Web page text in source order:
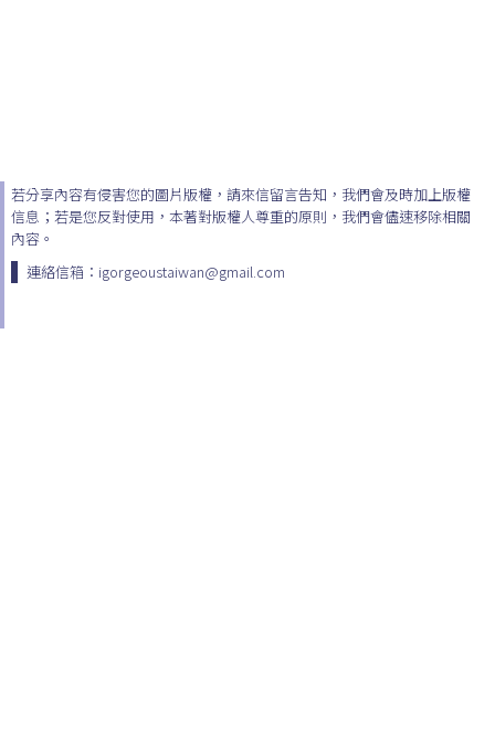
若分享內容有侵害您的圖片版權，請來信留言告知，我們會及時加上版權
信息；若是您反對使用，本著對版權人尊重的原則，我們會儘速移除相關
內容。
連絡信箱：igorgeoustaiwan@gmail.com